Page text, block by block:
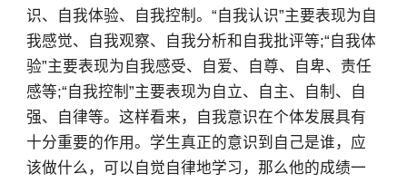
识、自我体验、自我控制。“自我认识”主要表现为自
我感觉、自我观察、自我分析和自我批评等;“自我体
验”主要表现为自我感受、自爱、自尊、自卑、责任
感等;“自我控制”主要表现为自立、自主、自制、自
强、自律等。这样看来，自我意识在个体发展具有
十分重要的作用。学生真正的意识到自己是谁，应
该做什么，可以自觉自律地学习，那么他的成绩一